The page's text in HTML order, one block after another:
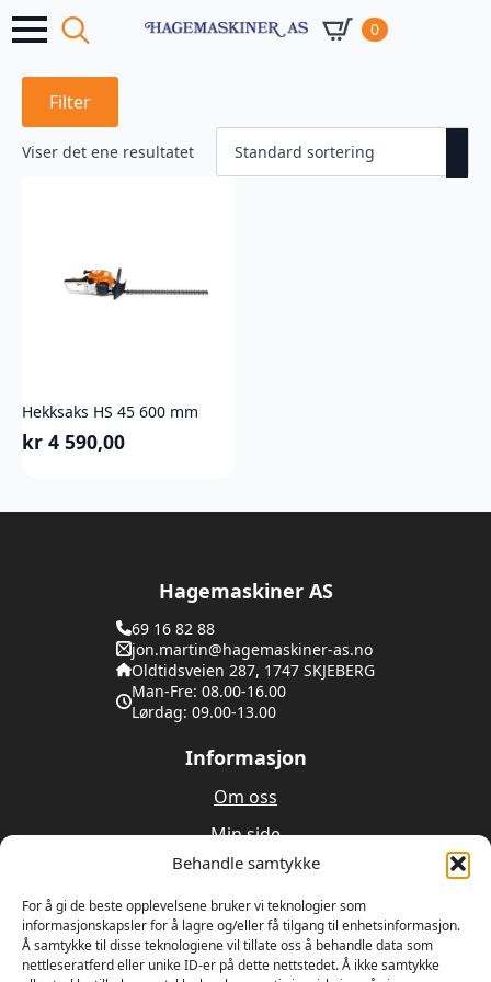
Behandle samtykke
For å gi de beste opplevelsene bruker vi teknologier som
informasjonskapsler for å lagre og/eller få tilgang til enhetsinformasjon.
Å samtykke til disse teknologiene vil tillate oss å behandle data som
nettleseratferd eller unike ID-er på dette nettstedet. Å ikke samtykke
for:
0
Filter
Viser det ene resultatet
Hekksaks HS 45 600 mm
kr 4 590,00
Hagemaskiner AS
69 16 82 88
jon.martin@hagemaskiner-as.no
Oldtidsveien 287, 1747 SKJEBERG
Man-Fre: 08.00-16.00
Lørdag: 09.00-13.00
Informasjon
Om oss
Min side
Utleie
Verksted
Om oss